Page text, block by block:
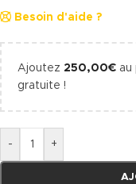
Besoin d'aide ?
Ajoutez 250,00€ au
gratuite !
- +